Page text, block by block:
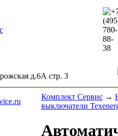
д.6А стр. 3
Комплект Сервис→
выключатели